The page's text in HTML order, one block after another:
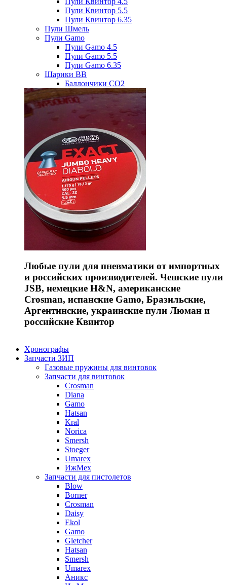
Пули Квинтор 5.5
Пули Квинтор 6.35
Пули Шмель
Пули Gamo
Пули Gamo 4.5
Пули Gamo 5.5
Пули Gamo 6.35
Шарики BB
Баллончики CO2
Любые пули для пневматики от импортных
и российских производителей. Чешские пули
JSB, немецкие H&N, американские
Crosman, испанские Gamo, Бразильские,
Аргентинские, украинские пули Люман и
российские Квинтор
Хронографы
Запчасти ЗИП
Газовые пружины для винтовок
Запчасти для винтовок
Crosman
Diana
Gamo
Hatsan
Kral
Norica
Smersh
Stoeger
Umarex
ИжМех
Запчасти для пистолетов
Blow
Borner
Crosman
Daisy
Ekol
Gamo
Gletcher
Hatsan
Smersh
Umarex
Аникс